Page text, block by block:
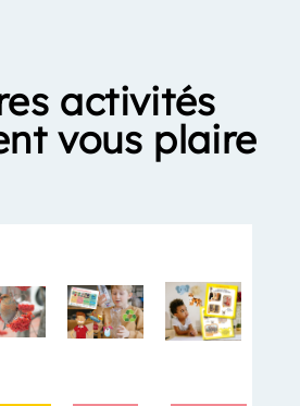
activités
vous plaire